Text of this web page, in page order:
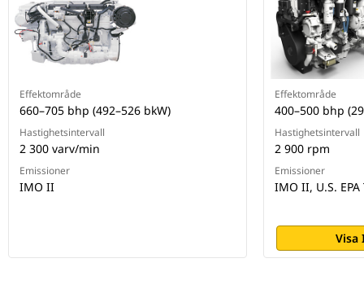
Effektområde
660–705 bhp (492–526 bkW)
Hastighetsintervall
2 300 varv/min
Emissioner
IMO II
Effektområde
400–500 bhp
Hastighetsintervall
2 900 rpm
Emissioner
IMO II, U.S.
Visa